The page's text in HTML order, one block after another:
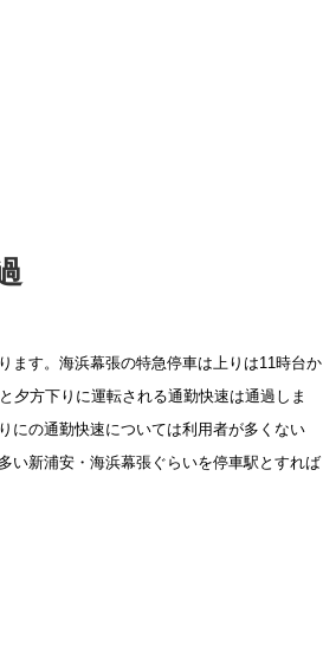
ます。海浜幕張の特急停車は上りは11時台か
夕方下りに運転される通勤快速は通過しま
にの通勤快速については利用者が多くない
い新浦安・海浜幕張ぐらいを停車駅とすれば